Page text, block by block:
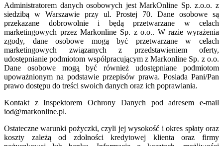
Administratorem danych osobowych jest MarkOnline Sp. z.o.o. z
siedzibą w Warszawie przy ul. Prostej 70. Dane osobowe są
przekazane dobrowolnie i będą przetwarzane w celach
marketingowych przez Markonline Sp. z o.o.. W razie wyrażenia
zgody, dane osobowe mogą być przetwarzane w celach
marketingowych związanych z przedstawieniem oferty,
udostępnianie podmiotom współpracującym z Markonline Sp. z o.o.
Dane osobowe mogą być również udostępniane podmiotom
upoważnionym na podstawie przepisów prawa. Posiada Pani/Pan
prawo dostępu do treści swoich danych oraz ich poprawiania.
Kontakt z Inspektorem Ochrony Danych pod adresem e-mail
iod@markonline.pl.
Ostateczne warunki pożyczki, czyli jej wysokość i okres spłaty oraz
koszty zależą od zdolności kredytowej klienta oraz firmy